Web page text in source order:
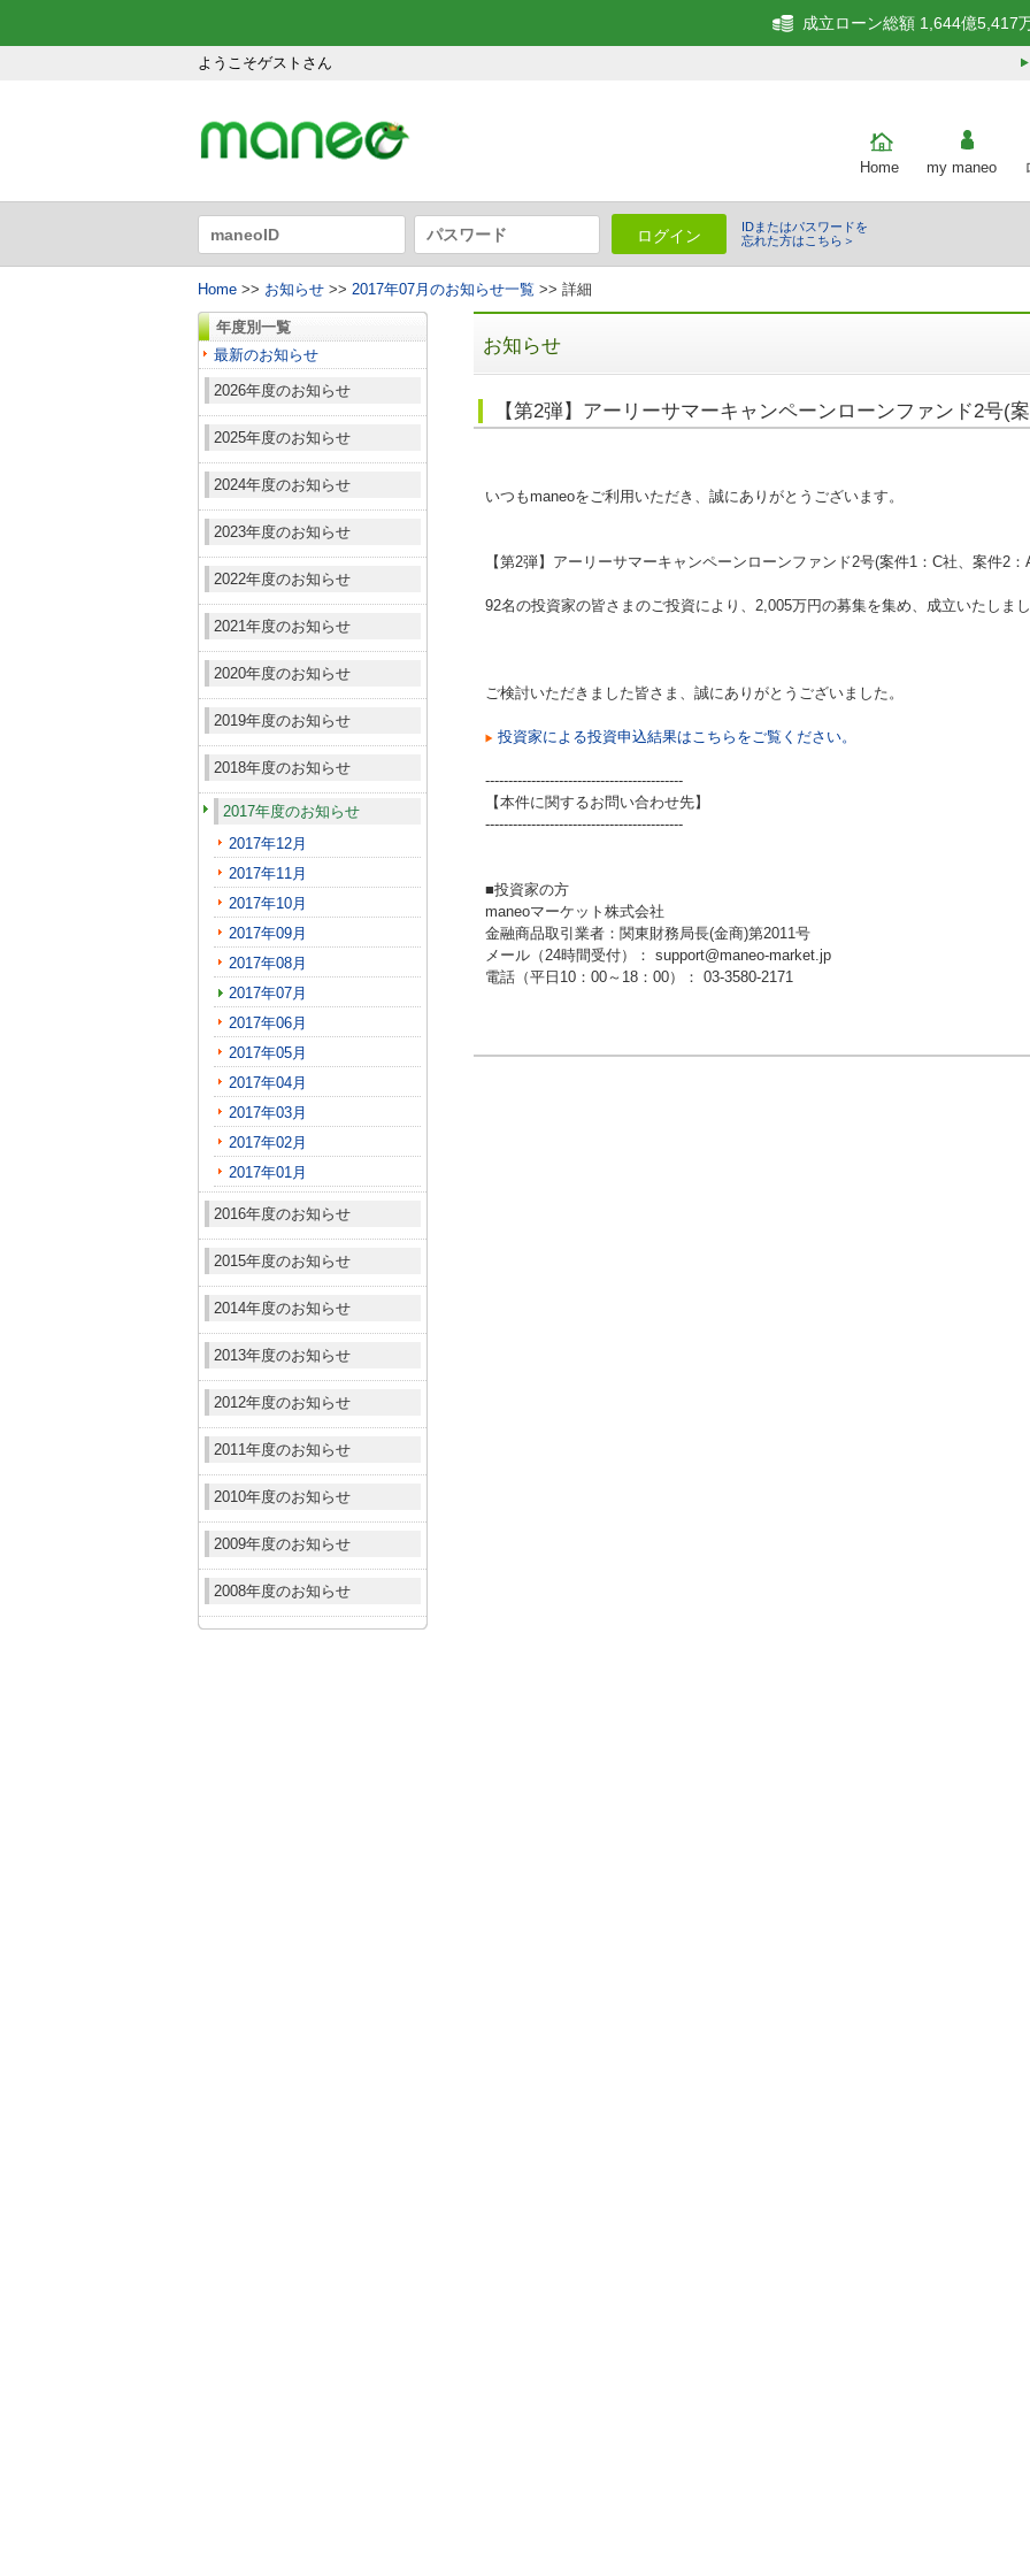
ようこそゲストさん
成立ローン総額 1,644億5,417
Home my maneo
ログイン
IDまたはパスワードを
忘れた方はこちら＞
Home >> お知らせ >> 2017年07月のお知らせ一覧 >> 詳細
年度別一覧
最新のお知らせ
2026年度のお知らせ
2025年度のお知らせ
2024年度のお知らせ
2023年度のお知らせ
2022年度のお知らせ
2021年度のお知らせ
2020年度のお知らせ
2019年度のお知らせ
2018年度のお知らせ
2017年度のお知らせ
2017年12月
2017年11月
2017年10月
2017年09月
2017年08月
2017年07月
2017年06月
2017年05月
2017年04月
2017年03月
2017年02月
2017年01月
2016年度のお知らせ
2015年度のお知らせ
2014年度のお知らせ
2013年度のお知らせ
2012年度のお知らせ
2011年度のお知らせ
2010年度のお知らせ
2009年度のお知らせ
2008年度のお知らせ
お知らせ
【第2弾】アーリーサマーキャンペーンローンファンド2号(
いつもmaneoをご利用いただき、誠にありがとうございます。
【第2弾】アーリーサマーキャンペーンローンファンド2号(案件1：C社、案件2：
92名の投資家の皆さまのご投資により、2,005万円の募集を集め、成立いたしま
ご検討いただきました皆さま、誠にありがとうございました。
投資家による投資申込結果はこちらをご覧ください。
-------------------------------------------
【本件に関するお問い合わせ先】
-------------------------------------------
■投資家の方
maneoマーケット株式会社
金融商品取引業者：関東財務局長(金商)第2011号
メール（24時間受付）： support@maneo-market.jp
電話（平日10：00～18：00）： 03-3580-2171